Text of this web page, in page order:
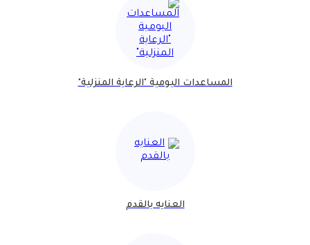
المساعدات اليومية "الرعاية المنزلية"
العنايه بالقدم